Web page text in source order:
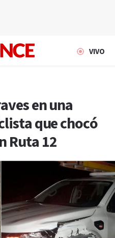
VIVO
en una
que chocó
Ruta 12